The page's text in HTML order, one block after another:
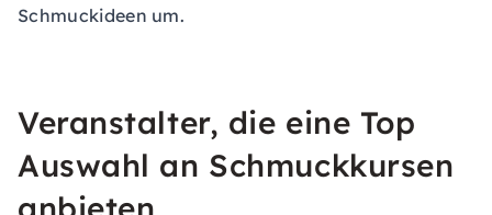
Schmuckideen um.
Veranstalter, die eine Top
Auswahl an Schmuckkursen